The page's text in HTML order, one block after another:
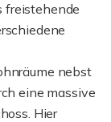
freistehende
nebst
eine massive
Hier